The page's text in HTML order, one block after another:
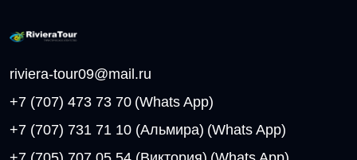
riviera-tour09@mail.ru
+7 (707) 473 73 70 (Whats App)
+7 (707) 731 71 10 (Альмира) (Whats App)